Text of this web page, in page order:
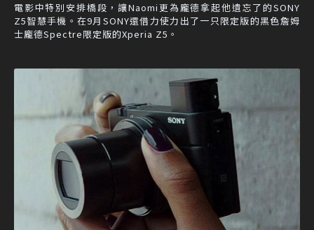
電影中特別安排橋段，讓Naomi更為龐德拿起他遺忘了的SONY
Z5智慧手機。在9月SONY還借力使力出了一只限定版的黑色詹姆
士龐德Spectre限定版的Xperia Z5。